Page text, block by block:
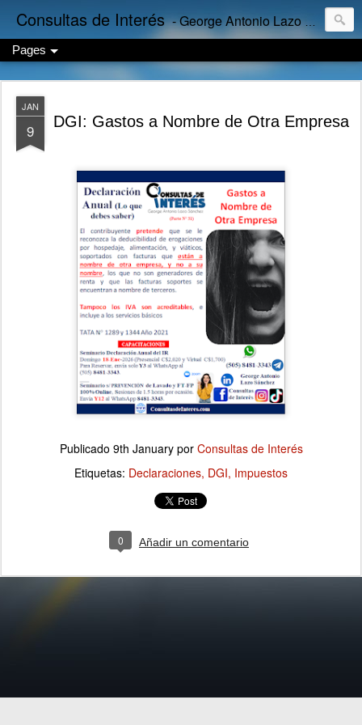
Consultas de Interés - George Antonio Lazo Sánchez
Pages
JAN
9 DGI: Gastos a Nombre de Otra Empresa
Publicado 9th Januarypor Consultas de Interés
Etiquetas: Declaraciones DGI Impuestos
0 Añadir un comentario